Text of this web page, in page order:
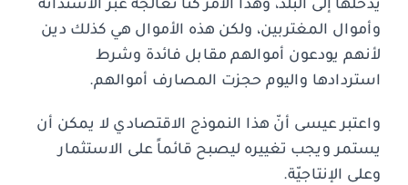
يدخلها إلى البلد، وهذا الأمر كنّا نعالجه عبر الاستدانة
وأموال المغتربين، ولكن هذه الأموال هي كذلك دين
لأنهم يودعون أموالهم مقابل فائدة وشرط
استردادها واليوم حجزت المصارف أموالهم.
واعتبر عيسى أنّ هذا النموذج الاقتصادي لا يمكن أن
يستمر ويجب تغييره ليصبح قائماً على الاستثمار
وعلى الإنتاجيّة.